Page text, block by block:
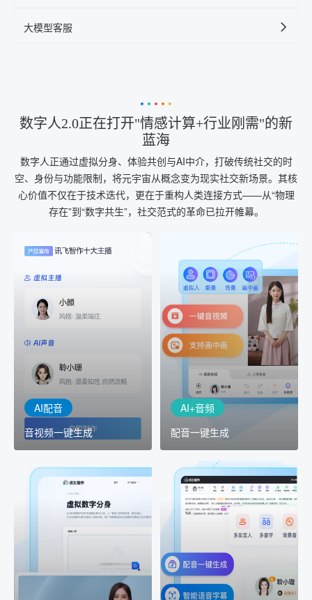
大模型客服
数字人2.0正在打开"情感计算+行业刚需"的新
蓝海
数字人正通过虚拟分身、体验共创与AI中介，打破传统社交的时
空、身份与功能限制，将元宇宙从概念变为现实社交新场景。其核
心价值不仅在于技术迭代，更在于重构人类连接方式——从“物理
存在”到“数字共生”，社交范式的革命已拉开帷幕。
AI配音
音视频一键生成
AI配音
音视频一键生成
室"中输入文本或录音，一
出
AI+音频
配音一键生成
AI+音频
配音一键生成
AI+音频：基于全球领先的
TTS能力打造的AI音频制作
工具，输入文本、选择发
音人即可一键生成专业音
AI+创意
精品声音复刻
AI+创意：AIGC 能力集中
展示窗口，体验 AIGC 给
生活和生产带来的改变
讯飞智作：让每一个内容
创作者高效生产灵活定制